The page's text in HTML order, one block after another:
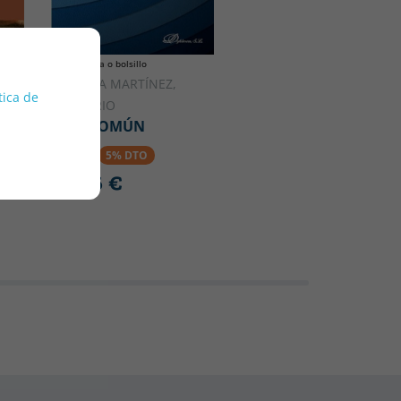
de
Tapa blanda o bolsillo
PARRILLA MARTÍNEZ,
DESIDERIO
BIEN COMÚN
5% DTO
14.25 €